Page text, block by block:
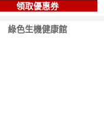
領取優惠券
綠色生機健康館